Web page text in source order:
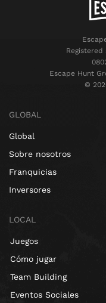
Registered
Escape Hunt
©️
GLOBAL
Global
Sobre nosotros
Franquicias
Inversores
LOCAL
Juegos
Cómo jugar
Team Building
Eventos Sociales